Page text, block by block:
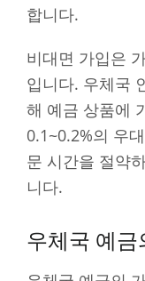
합니다.
비대면 가입은
입니다. 우체국
해 예금 상품에
0.1~0.2%의 우
문 시간을 절약
니다.
우체국 예금